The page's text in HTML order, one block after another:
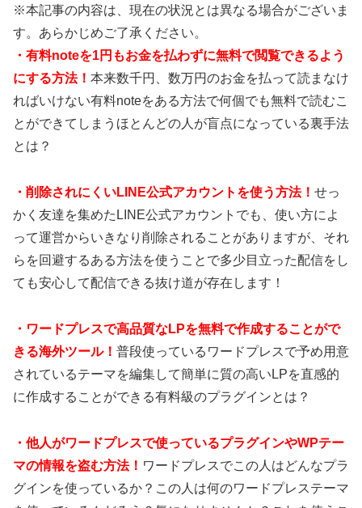
※本記事の内容は、現在の状況とは異なる場合がございま
す。あらかじめご了承ください。
・有料noteを1円もお金を払わずに無料で閲覧できるよう
にする方法！ 本来数千円、数万円のお金を払って読まなけ
ればいけない有料noteをある方法で何個でも無料で読むこ
とができてしまうほとんどの人が盲点になっている裏手法
とは？
・ 削除されにくいLINE公式アカウントを使う方法！ せっ
かく友達を集めたLINE公式アカウントでも、使い方によ
って運営からいきなり削除されることがありますが、それ
らを回避するある方法を使うことで多少目立った配信をし
ても安心して配信できる抜け道が存在します！
・ ワードプレスで高品質なLPを無料で作成することがで
きる海外ツール！ 普段使っているワードプレスで予め用意
されているテーマを編集して簡単に質の高いLPを直感的
に作成することができる有料級のプラグインとは？
・ 他人がワードプレスで使っているプラグインやWPテー
マの情報を盗む方法！ ワードプレスでこの人はどんなプラ
グインを使っているか？この人は何のワードプレステーマ